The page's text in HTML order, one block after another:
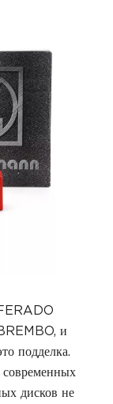
и
подделка.
современных
дисков не